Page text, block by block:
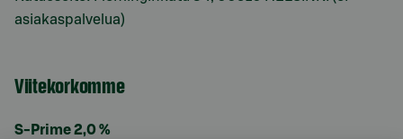
asiakaspalvelua)
Viitekorkomme
S-Prime 2,0 %